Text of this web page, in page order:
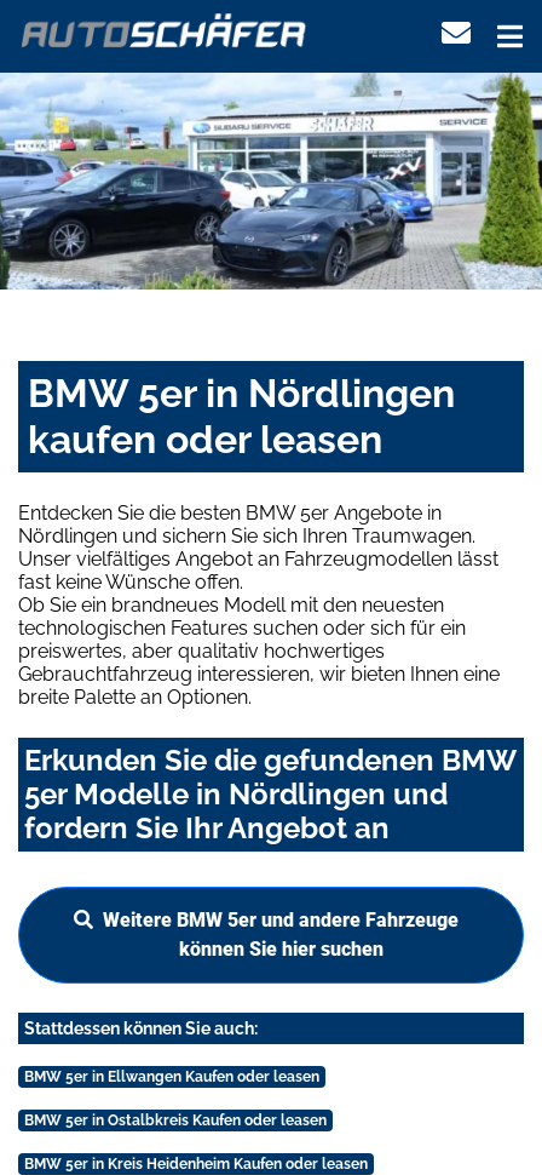
BMW 5er in Nördlingen
kaufen oder leasen
Entdecken Sie die besten BMW 5er Angebote in
Nördlingen und sichern Sie sich Ihren Traumwagen.
Unser vielfältiges Angebot an Fahrzeugmodellen lässt
fast keine Wünsche offen.
Ob Sie ein brandneues Modell mit den neuesten
technologischen Features suchen oder sich für ein
preiswertes, aber qualitativ hochwertiges
Gebrauchtfahrzeug interessieren, wir bieten Ihnen eine
breite Palette an Optionen.
Erkunden Sie die gefundenen BMW
5er Modelle in Nördlingen und
fordern Sie Ihr Angebot an
Weitere BMW 5er und andere Fahrzeuge
können Sie hier suchen
Stattdessen können Sie auch:
BMW 5er in Ellwangen Kaufen oder leasen
BMW 5er in Ostalbkreis Kaufen oder leasen
BMW 5er in Kreis Heidenheim Kaufen oder leasen